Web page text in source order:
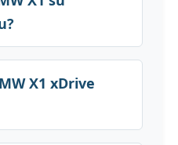
X1 xDrive